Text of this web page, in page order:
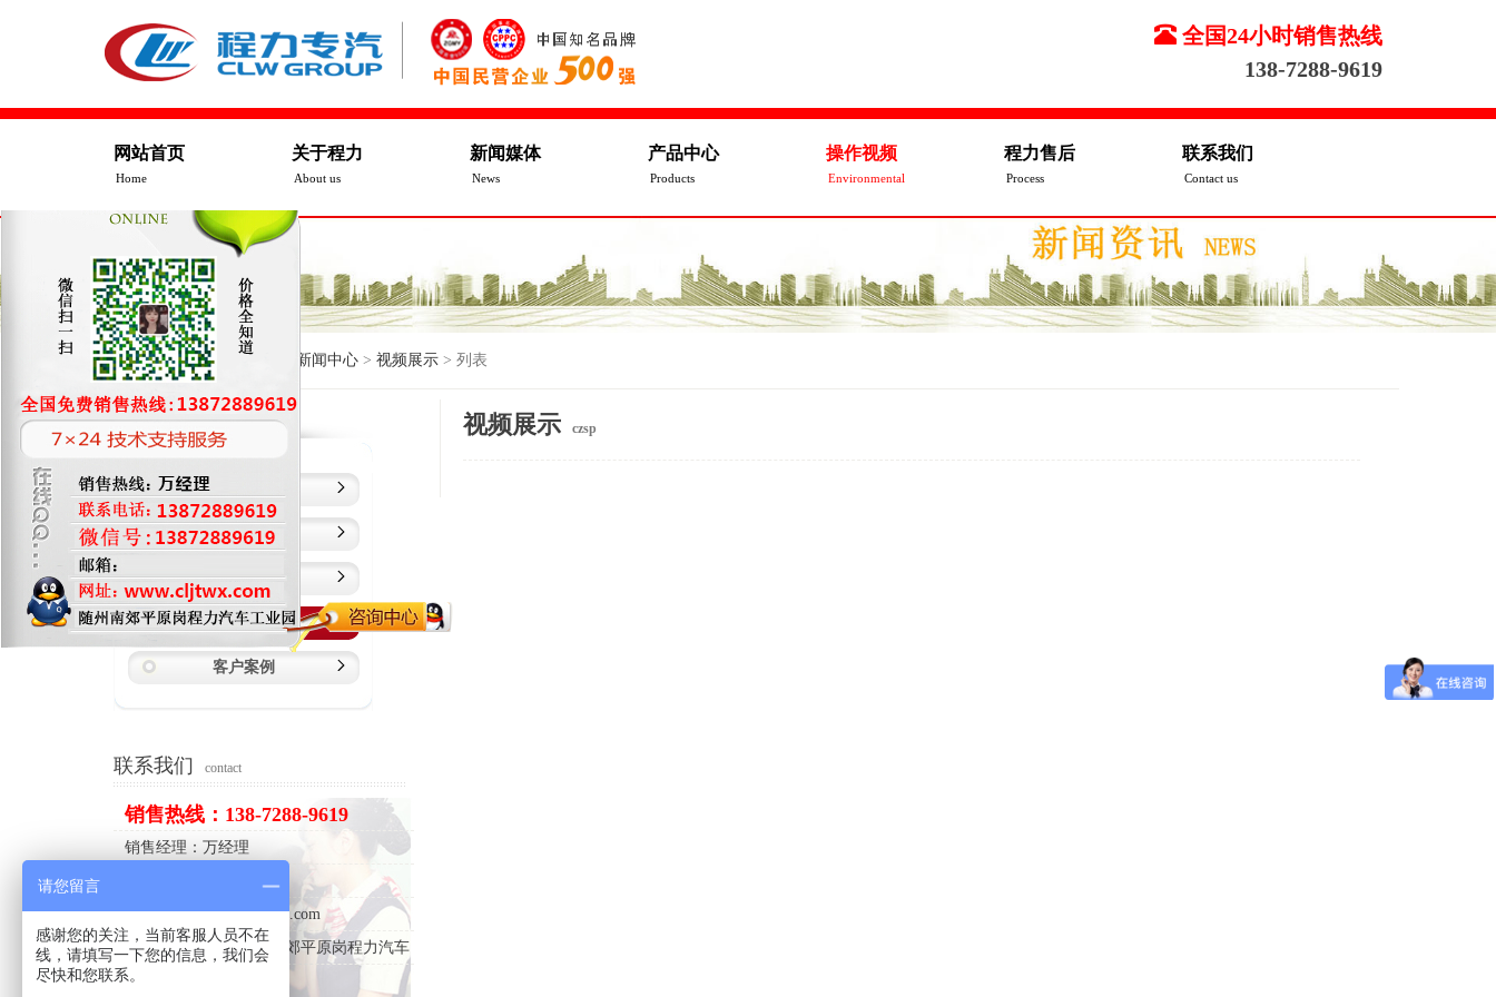
全国24小时销售热线
138-7288-9619
网站首页
Home
关于程力
About us
新闻媒体
News
产品中心
Products
操作视频
Environmental
程力售后
Process
联系我们
Contact us
当前位置： 湖北程力 新闻中心 > 视频展示 > 列表
操作视频
行业动态
技术资料
视频展示
客户案例
联系我们 contact
销售热线：138-7288-9619
销售经理：万经理
微信：138-7288-9619
网 址：http://www.cljtwx.com
地 址：湖北省随州市南郊平原岗程力汽车
工业园
视频展示 czsp
请您留言
感谢您的关注，当前客服人员不在
线，请填写一下您的信息，我们会
尽快和您联系。